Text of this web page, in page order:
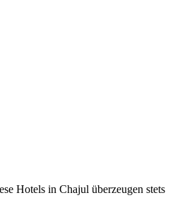
Hotels in Chajul überzeugen stets